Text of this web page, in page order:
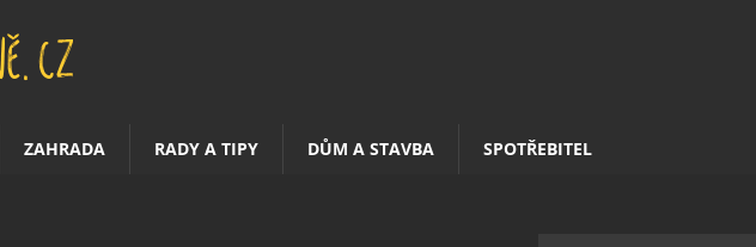
ZAHRADA RADY A TIPY DŮM A STAVBA SPOTŘEBITEL